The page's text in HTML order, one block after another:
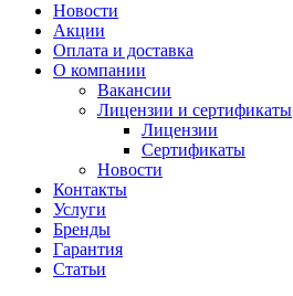
Новости
Акции
Оплата и доставка
О компании
Вакансии
Лицензии и сертификаты
Лицензии
Сертификаты
Новости
Контакты
Услуги
Бренды
Гарантия
Статьи